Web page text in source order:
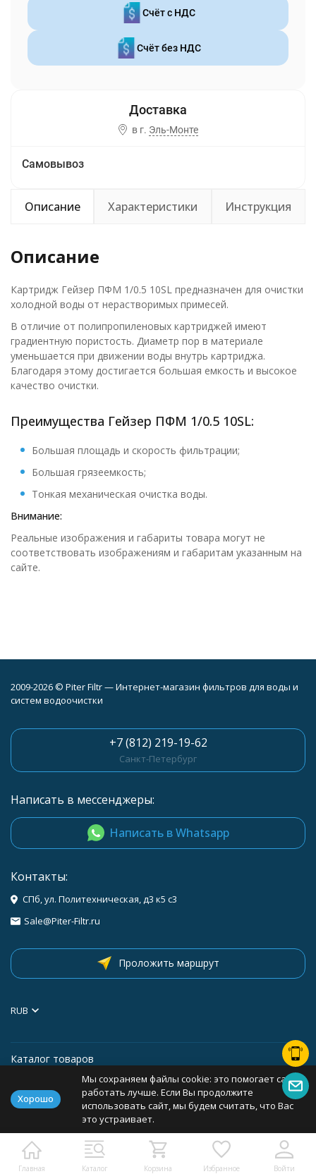
Счёт с НДС
Счёт без НДС
в г. Эль-Монте
Самовывоз
Описание Характеристики Инструкция
Описание
Картридж Гейзер ПФМ 1/0.5 10SL предназначен для очистки
холодной воды от нерастворимых примесей.
В отличие от полипропиленовых картриджей имеют
градиентную пористость. Диаметр пор в материале
уменьшается при движении воды внутрь картриджа.
Благодаря этому достигается большая емкость и высокое
качество очистки.
Преимущества Гейзер ПФМ 1/0.5 10SL:
Большая площадь и скорость фильтрации;
Большая грязеемкость;
Тонкая механическая очистка воды.
Внимание:
Реальные изображения и габариты товара могут не
соответствовать изображениям и габаритам указанным на
сайте.
Главная Каталог Корзина Избранное Войти
2009-2026 © Piter Filtr — Интернет-магазин фильтров для воды и
систем водоочистки
+7 (812) 219-19-62
Санкт-Петербург
Написать в мессенджеры:
Написать в Whatsapp
Контакты:
СПб, ул. Политехническая, д3 к5 с3
Sale@Piter-Filtr.ru
Проложить маршрут
RUB
Каталог товаров
Информация
Политика персональных данных Карта сайта
Хорошо
Мы сохраняем файлы cookie: это помогает сайту
работать лучше. Если Вы продолжите
использовать сайт, мы будем считать, что Вас
это устраивает.